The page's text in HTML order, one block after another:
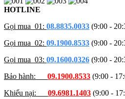
HOTLINE
Gọi mua_01: 08.8835.0033 (9:00 -
Gọi mua_02: 09.1900.8533 (9:00 -
Gọi mua_03: 09.1600.0326 (9:00 -
Bảo hành: 09.1900.8533 (9:00 -
Khiếu nại: 09.6981.1403 (9:00 -